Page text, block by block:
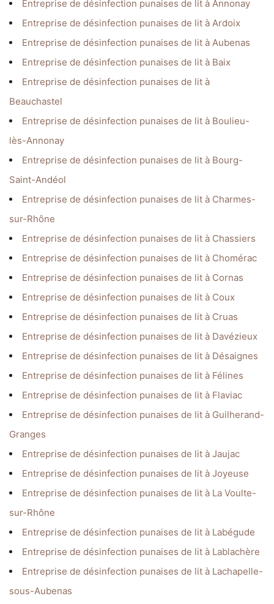
Entreprise de désinfection punaises de lit à Annonay
Entreprise de désinfection punaises de lit à Ardoix
Entreprise de désinfection punaises de lit à Aubenas
Entreprise de désinfection punaises de lit à Baix
Entreprise de désinfection punaises de lit à
Beauchastel
Entreprise de désinfection punaises de lit à Boulieu-
lès-Annonay
Entreprise de désinfection punaises de lit à Bourg-
Saint-Andéol
Entreprise de désinfection punaises de lit à Charmes-
sur-Rhône
Entreprise de désinfection punaises de lit à Chassiers
Entreprise de désinfection punaises de lit à Chomérac
Entreprise de désinfection punaises de lit à Cornas
Entreprise de désinfection punaises de lit à Coux
Entreprise de désinfection punaises de lit à Cruas
Entreprise de désinfection punaises de lit à Davézieux
Entreprise de désinfection punaises de lit à Désaignes
Entreprise de désinfection punaises de lit à Félines
Entreprise de désinfection punaises de lit à Flaviac
Entreprise de désinfection punaises de lit à Guilherand-
Granges
Entreprise de désinfection punaises de lit à Jaujac
Entreprise de désinfection punaises de lit à Joyeuse
Entreprise de désinfection punaises de lit à La Voulte-
sur-Rhône
Entreprise de désinfection punaises de lit à Labégude
Entreprise de désinfection punaises de lit à Lablachère
Entreprise de désinfection punaises de lit à Lachapelle-
sous-Aubenas